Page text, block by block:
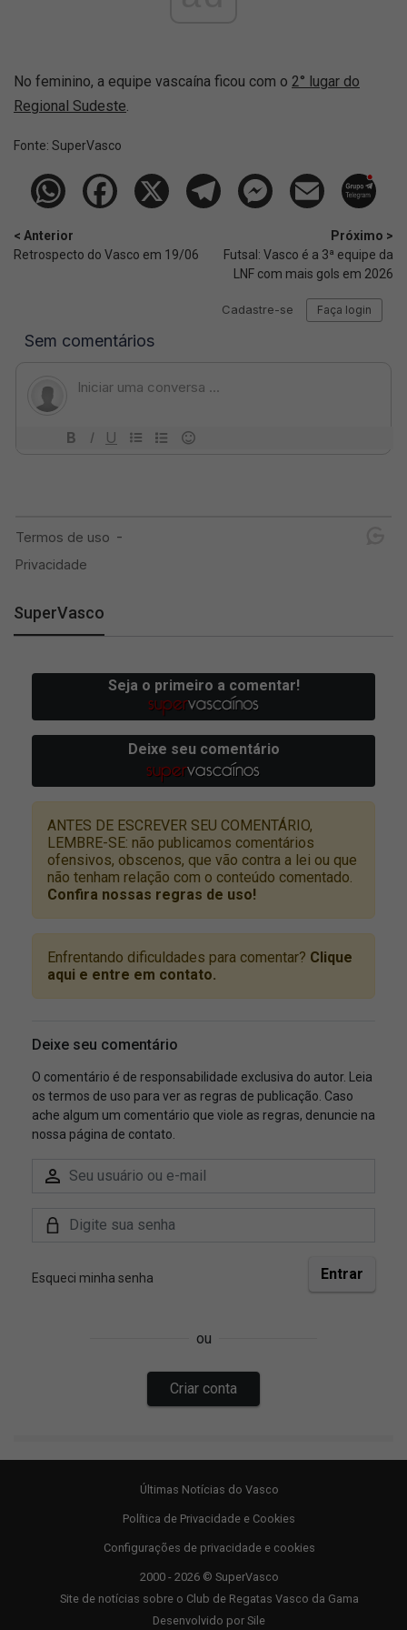
No feminino, a equipe vascaína ficou com o 2° lugar do
Regional Sudeste.
Fonte: SuperVasco‎‎‎‎‎‎
< Anterior
Retrospecto do Vasco em 19/06
Próximo >
Futsal: Vasco é a 3ª equipe da
LNF com mais gols em 2026
SuperVasco
Últimas Notícias do Vasco
Política de Privacidade e Cookies
Configurações de privacidade e cookies
2000 - 2026 © SuperVasco
Site de notícias sobre o Club de Regatas Vasco da Gama
Desenvolvido por Sile